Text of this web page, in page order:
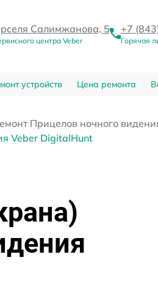
Салимжанова, 5
центра Veber
+7
Горячая
устройств Цена ремонта
Прицелов ночного
Veber DigitalHunt